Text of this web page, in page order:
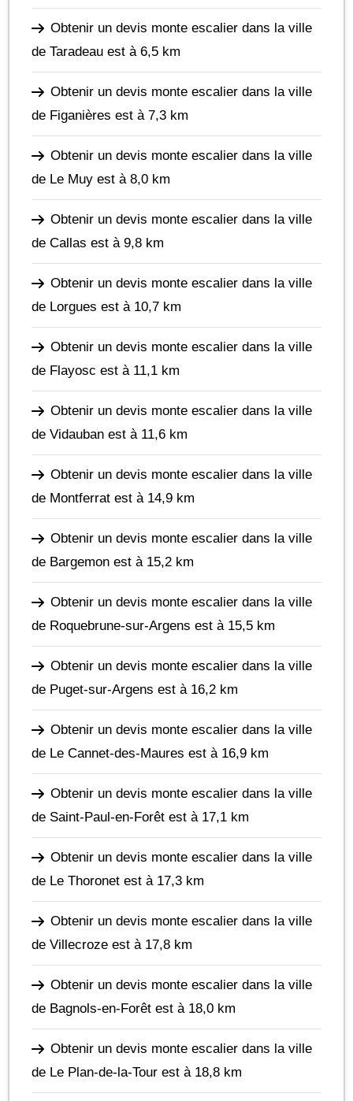
Obtenir un devis monte escalier dans la ville
de Taradeau est à 6,5 km
Obtenir un devis monte escalier dans la ville
de Figanières est à 7,3 km
Obtenir un devis monte escalier dans la ville
de Le Muy est à 8,0 km
Obtenir un devis monte escalier dans la ville
de Callas est à 9,8 km
Obtenir un devis monte escalier dans la ville
de Lorgues est à 10,7 km
Obtenir un devis monte escalier dans la ville
de Flayosc est à 11,1 km
Obtenir un devis monte escalier dans la ville
de Vidauban est à 11,6 km
Obtenir un devis monte escalier dans la ville
de Montferrat est à 14,9 km
Obtenir un devis monte escalier dans la ville
de Bargemon est à 15,2 km
Obtenir un devis monte escalier dans la ville
de Roquebrune-sur-Argens est à 15,5 km
Obtenir un devis monte escalier dans la ville
de Puget-sur-Argens est à 16,2 km
Obtenir un devis monte escalier dans la ville
de Le Cannet-des-Maures est à 16,9 km
Obtenir un devis monte escalier dans la ville
de Saint-Paul-en-Forêt est à 17,1 km
Obtenir un devis monte escalier dans la ville
de Le Thoronet est à 17,3 km
Obtenir un devis monte escalier dans la ville
de Villecroze est à 17,8 km
Obtenir un devis monte escalier dans la ville
de Bagnols-en-Forêt est à 18,0 km
Obtenir un devis monte escalier dans la ville
de Le Plan-de-la-Tour est à 18,8 km